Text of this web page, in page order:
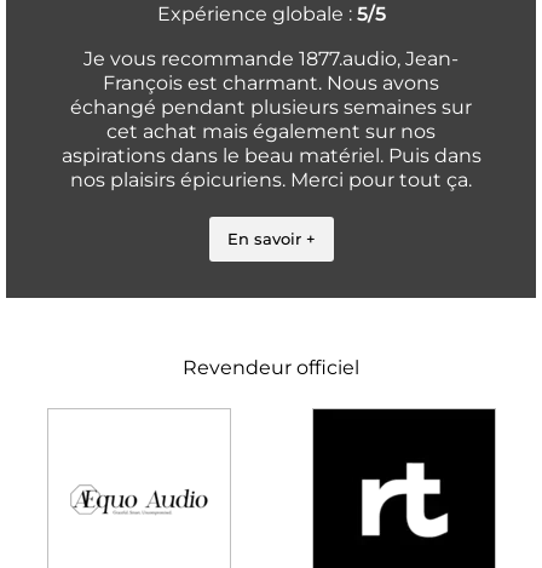
Expérience globale : 5/5
Je vous recommande 1877.audio, Jean-
François est charmant. Nous avons
échangé pendant plusieurs semaines sur
cet achat mais également sur nos
aspirations dans le beau matériel. Puis dans
nos plaisirs épicuriens. Merci pour tout ça.
En savoir +
Revendeur officiel